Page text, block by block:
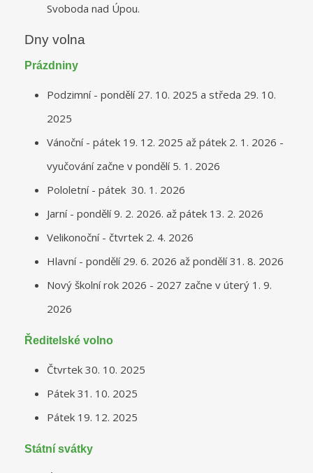
Svoboda nad Úpou.
Dny volna
Prázdniny
Podzimní - pondělí 27. 10. 2025 a středa 29. 10.
2025
Vánoční - pátek 19. 12. 2025 až pátek 2. 1. 2026 -
vyučování začne v pondělí 5. 1. 2026
Pololetní - pátek 30. 1. 2026
Jarní - pondělí 9. 2. 2026. až pátek 13. 2. 2026
Velikonoční - čtvrtek 2. 4. 2026
Hlavní - pondělí 29. 6. 2026 až pondělí 31. 8. 2026
Nový školní rok 2026 - 2027 začne v úterý 1. 9.
2026
Ředitelské volno
Čtvrtek 30. 10. 2025
Pátek 31. 10. 2025
Pátek 19. 12. 2025
Státní svátky